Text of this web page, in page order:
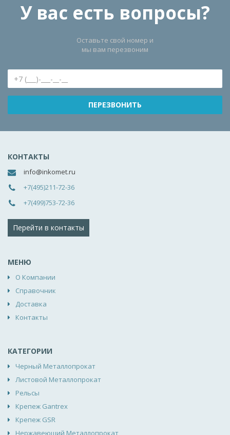
У вас есть вопросы?
Оставьте свой номер и
мы вам перезвоним
КОНТАКТЫ
info@inkomet.ru
+7(495)211-72-36
+7(499)753-72-36
Перейти в контакты
МЕНЮ
О Компании
Справочник
Доставка
Контакты
КАТЕГОРИИ
Черный Металлопрокат
Листовой Металлопрокат
Рельсы
Крепеж Gantrex
Крепеж GSR
Нержавеющий Металлопрокат